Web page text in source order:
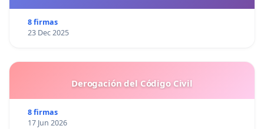
8 firmas
23 Dec 2025
Derogación del Código Civil
8 firmas
17 Jun 2026